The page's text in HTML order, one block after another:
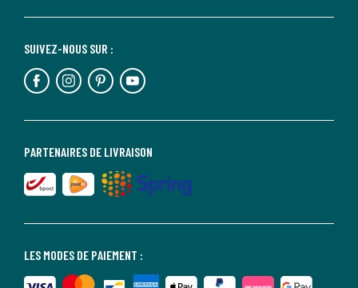
LES MODES DE PAIEMENT :
PARTENAIRES DE LIVRAISON
SUIVEZ-NOUS SUR :